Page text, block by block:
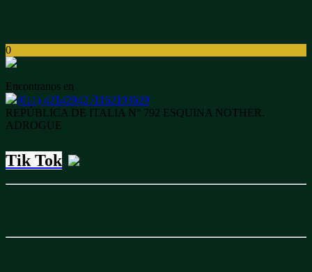
0
Encontranos en
(011) 42142942 /1162103629
REPÚBLICA DE ITALIA N° 792 ESQUINA NOTHER.
ADROGUE
Tik Tok